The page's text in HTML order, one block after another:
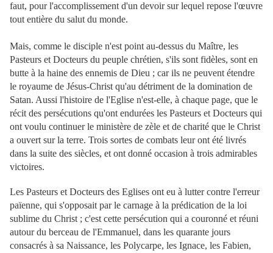
faut, pour l'accomplissement d'un devoir sur lequel repose l'œuvre
tout entière du salut du monde.
Mais, comme le disciple n'est point au-dessus du Maître, les
Pasteurs et Docteurs du peuple chrétien, s'ils sont fidèles, sont en
butte à la haine des ennemis de Dieu ; car ils ne peuvent étendre
le royaume de Jésus-Christ qu'au détriment de la domination de
Satan. Aussi l'histoire de l'Eglise n'est-elle, à chaque page, que le
récit des persécutions qu'ont endurées les Pasteurs et Docteurs qui
ont voulu continuer le ministère de zèle et de charité que le Christ
a ouvert sur la terre. Trois sortes de combats leur ont été livrés
dans la suite des siècles, et ont donné occasion à trois admirables
victoires.
Les Pasteurs et Docteurs des Eglises ont eu à lutter contre l'erreur
païenne, qui s'opposait par le carnage à la prédication de la loi
sublime du Christ ; c'est cette persécution qui a couronné et réuni
autour du berceau de l'Emmanuel, dans les quarante jours
consacrés à sa Naissance, les Polycarpe, les Ignace, les Fabien,